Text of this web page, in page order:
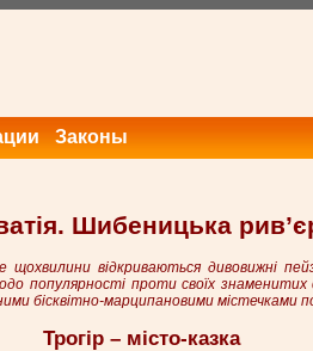
Законы
Шибеницька
відкриваються дивовижні
популярності проти своїх
бісквітно-марципановими містечками
Трогір – місто-казка